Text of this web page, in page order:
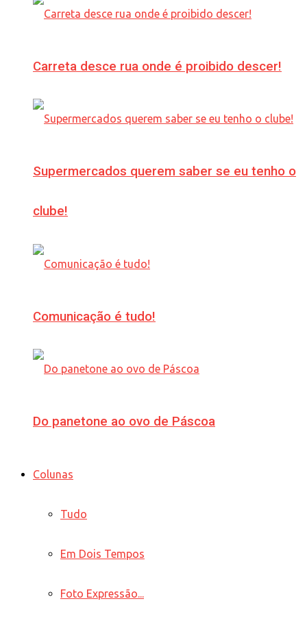
Carreta desce rua onde é proibido descer!
Supermercados querem saber se eu tenho o
clube!
Comunicação é tudo!
Do panetone ao ovo de Páscoa
Colunas
Tudo
Em Dois Tempos
Foto Expressão...